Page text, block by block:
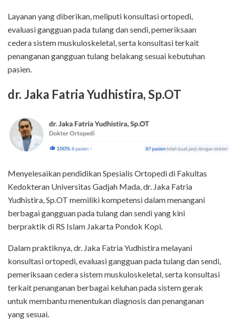
Layanan yang diberikan, meliputi konsultasi ortopedi,
evaluasi gangguan pada tulang dan sendi, pemeriksaan
cedera sistem muskuloskeletal, serta konsultasi terkait
penanganan gangguan tulang belakang sesuai kebutuhan
pasien.
dr. Jaka Fatria Yudhistira, Sp.OT
Menyelesaikan pendidikan Spesialis Ortopedi di Fakultas
Kedokteran Universitas Gadjah Mada, dr. Jaka Fatria
Yudhistira, Sp.OT memiliki kompetensi dalam menangani
berbagai gangguan pada tulang dan sendi yang kini
berpraktik di RS Islam Jakarta Pondok Kopi.
Dalam praktiknya, dr. Jaka Fatria Yudhistira melayani
konsultasi ortopedi, evaluasi gangguan pada tulang dan sendi,
pemeriksaan cedera sistem muskuloskeletal, serta konsultasi
terkait penanganan berbagai keluhan pada sistem gerak
untuk membantu menentukan diagnosis dan penanganan
yang sesuai.